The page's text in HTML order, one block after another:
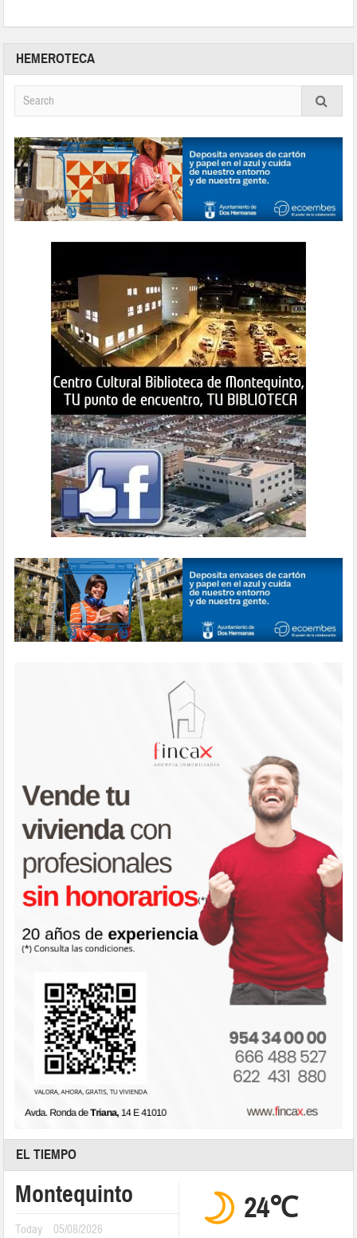
HEMEROTECA
EL TIEMPO
Montequinto
Today 05/08/2026
24℃